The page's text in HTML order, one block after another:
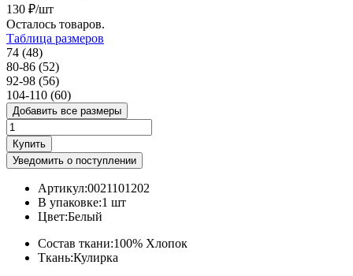
130 ₽/шт
Осталось товаров.
Таблица размеров
74 (48)
80-86 (52)
92-98 (56)
104-110 (60)
Добавить все размеры
Купить
Уведомить о поступлении
Артикул:0021101202
В упаковке:1 шт
Цвет:Белый
Состав ткани:100% Хлопок
Ткань:Кулирка